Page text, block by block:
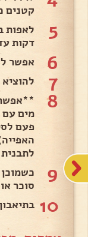
קטנים
5
דקות
6 אפשר
7
8
מים עם
9
סוכר
10